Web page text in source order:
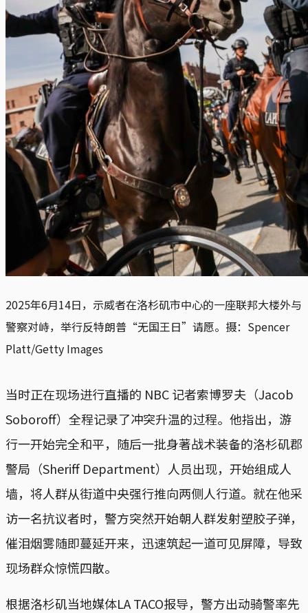
2025年6月14日，示威者在洛杉矶市中心的一座联邦大楼外与
警察对峙，举行反特朗普“无国王日”请愿。摄：Spencer
Platt/Getty Images
当时正在现场进行直播的 NBC 记者索博罗夫（Jacob
Soboroff）全程记录了冲突升温的过程。他指出，游
行一开始完全和平，随后一批身著战术装备的洛杉矶郡
警局（Sheriff Department）人员出现，开始组成人
墙，将人群从街道中央强行推向两侧人行道。就在他采
访一名抗议者时，警方突然开始朝人群发射塑胶子弹，
催泪烟雾随即蔓延开来，迅速筑起一道可见屏障，导致
现场群众惊慌四散。
根据洛杉矶当地媒体LA TACO报导，警方出动骑警率先